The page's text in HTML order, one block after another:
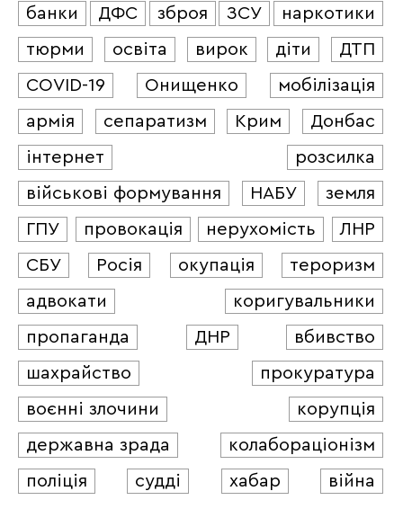
банки ДФС зброя ЗСУ
наркотики
тюрми
освіта вирок діти
ДТП
COVID-19
Онищенко
мобілізація
армія
сепаратизм Крим
Донбас
інтернет
розсилка
військові формування
НАБУ
земля
ГПУ
провокація нерухомість
ЛНР
СБУ
Росія окупація
тероризм
адвокати
коригувальники
пропаганда
ДНР
вбивство
шахрайство
прокуратура
воєнні злочини
корупція
державна зрада
колабораціонізм
поліція
судді хабар війна